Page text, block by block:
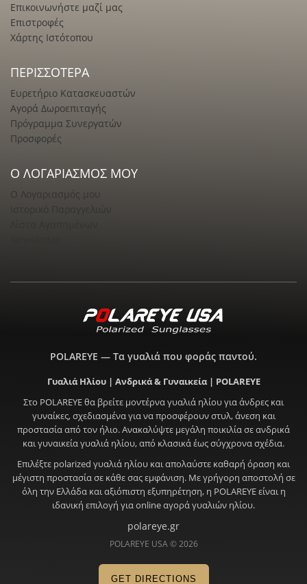
Επικοινωνήστε μαζί μας
Επιστροφές
Χάρτης Ιστότοπου
ΠΕΡΙΣΣΌΤΕΡΑ
Ευρετήριο Κατασκευαστών
Αγορά Δωροεπιταγής
Πρόγραμμα Συνεργατών
Προσφορές
Ο ΛΟΓΑΡΙΑΣΜΌΣ ΜΟΥ
Ο Λογαριασμός μου
POLAREYE — Τα γυαλιά που φοράς παντού.
Γυαλιά Ηλίου | Ανδρικά & Γυναικεία | POLAREYE
Στο POLAREYE θα βρείτε μοντέρνα γυαλιά ηλίου για άνδρες και
γυναίκες, σχεδιασμένα για να προσφέρουν στυλ, άνεση και
προστασία από τον ήλιο. Ανακαλύψτε μεγάλη ποικιλία σε ανδρικά
και γυναικεία γυαλιά ηλίου, από κλασικά έως σύγχρονα σχέδια.
Επιλέξτε polarized γυαλιά ηλίου και απολαύστε καθαρή όραση και
μέγιστη προστασία σε κάθε σας εμφάνιση. Με γρήγορη αποστολή σε
όλη την Ελλάδα και αξιόπιστη εξυπηρέτηση, η POLAREYE είναι η
ιδανική επιλογή για online αγορά γυαλιών ηλίου.
polareye.gr
POLAREYE USA © 2026
GET DIRECTIONS